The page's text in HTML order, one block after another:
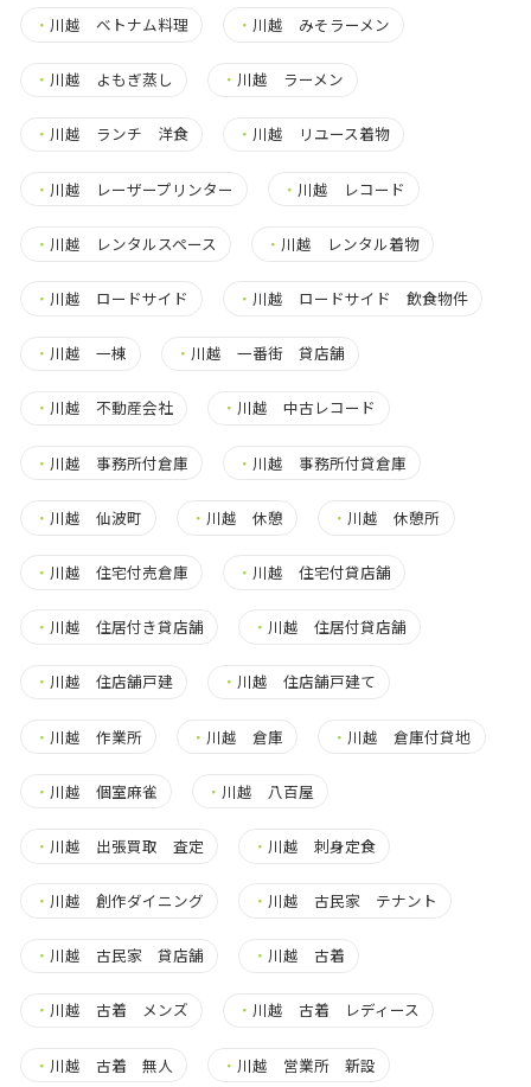
・ 川越 ベトナム料理 ・ 川越 みそラーメン
・ 川越 よもぎ蒸し ・ 川越 ラーメン
・ 川越 ランチ 洋食 ・ 川越 リユース着物
・ 川越 レーザープリンター ・ 川越 レコード
・ 川越 レンタルスペース ・ 川越 レンタル着物
・ 川越 ロードサイド ・ 川越 ロードサイド 飲食物件
・ 川越 一棟 ・ 川越 一番街 貸店舗
・ 川越 不動産会社 ・ 川越 中古レコード
・ 川越 事務所付倉庫 ・ 川越 事務所付貸倉庫
・ 川越 仙波町 ・ 川越 休憩 ・ 川越 休憩所
・ 川越 住宅付売倉庫 ・ 川越 住宅付貸店舗
・ 川越 住居付き貸店舗 ・ 川越 住居付貸店舗
・ 川越 住店舗戸建 ・ 川越 住店舗戸建て
・ 川越 作業所 ・ 川越 倉庫 ・ 川越 倉庫付貸地
・ 川越 個室麻雀 ・ 川越 八百屋
・ 川越 出張買取 査定 ・ 川越 刺身定食
・ 川越 創作ダイニング ・ 川越 古民家 テナント
・ 川越 古民家 貸店舗 ・ 川越 古着
・ 川越 古着 メンズ ・ 川越 古着 レディース
・ 川越 古着 無人 ・ 川越 営業所 新設